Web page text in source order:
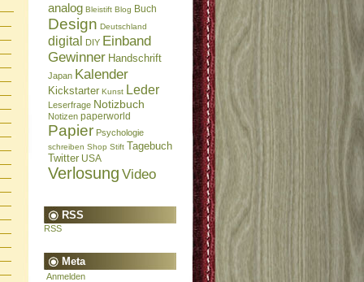
analog Bleistift Blog Buch
Design Deutschland
digital DIY Einband
Gewinner Handschrift
Japan Kalender
Kickstarter Kunst Leder
Leserfrage Notizbuch
Notizen paperworld
Papier Psychologie
schreiben Shop Stift Tagebuch
Twitter USA
Verlosung Video
RSS
RSS
Meta
Anmelden